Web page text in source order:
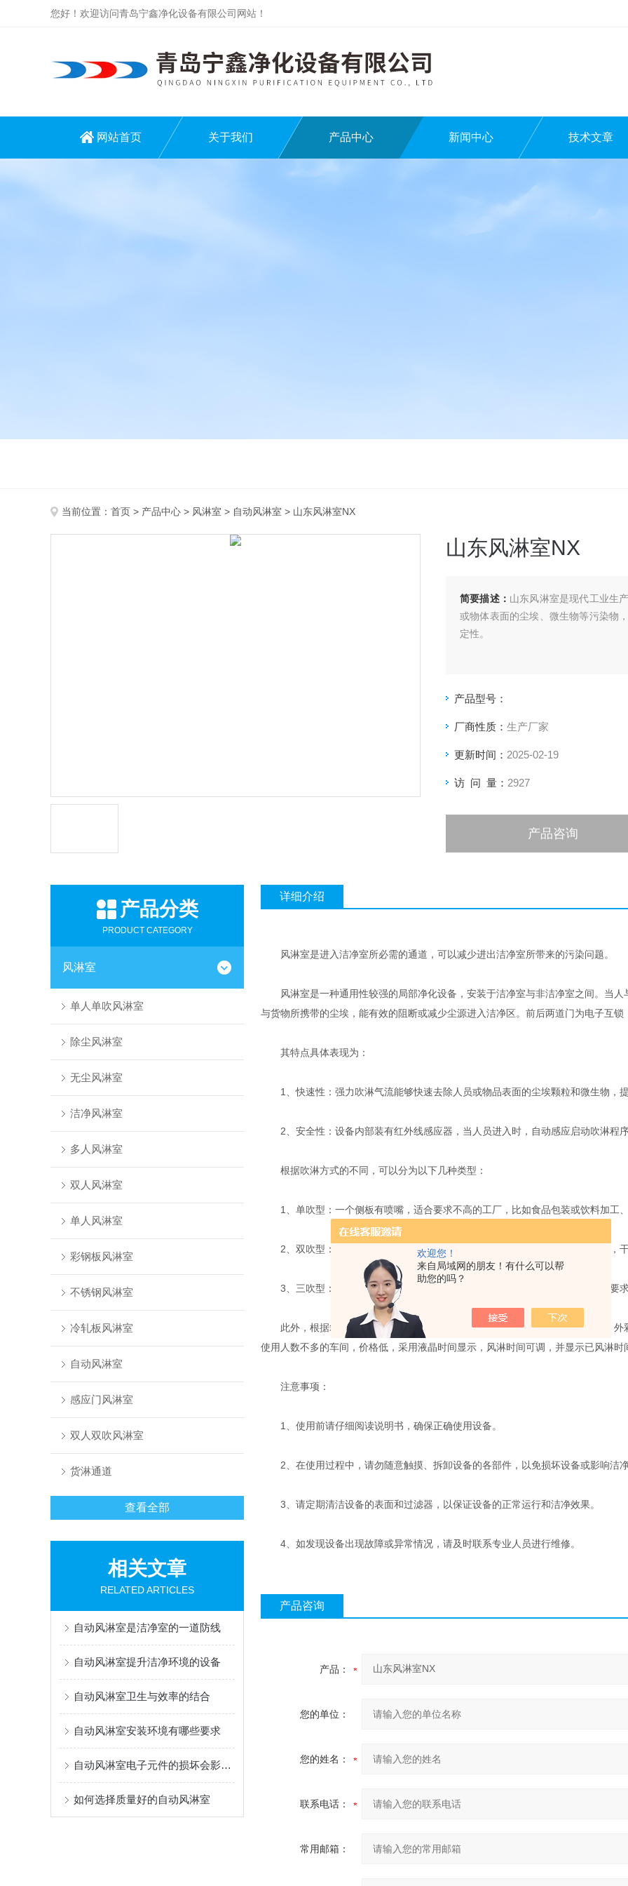
欢迎您！
来自局域网的朋友！有什么可以帮
助您的吗？
您好！欢迎访问青岛宁鑫净化设备有限公司网站！
网站首页 关于我们 产品中心 新闻中心 技术文章
当前位置： 首页 > 产品中心 > 风淋室 > 自动风淋室 > 山东风淋室NX
山东风淋室NX
简要描述： 山东风淋室是现代工业生
或物体表面的尘埃、微生物等污染物
定性。
产品型号：
厂商性质： 生产厂家
更新时间： 2025-02-19
访 问 量： 2927
产品咨询
产品分类
PRODUCT CATEGORY
风淋室
单人单吹风淋室
除尘风淋室
无尘风淋室
洁净风淋室
多人风淋室
双人风淋室
单人风淋室
彩钢板风淋室
不锈钢风淋室
冷轧板风淋室
自动风淋室
感应门风淋室
双人双吹风淋室
货淋通道
查看全部
相关文章
RELATED ARTICLES
自动风淋室是洁净室的一道防线
自动风淋室提升洁净环境的设备
自动风淋室卫生与效率的结合
自动风淋室安装环境有哪些要求
自动风淋室电子元件的损坏会影响正常的运行
如何选择质量好的自动风淋室
详细介绍
风淋室是进入洁净室所必需的通道，可以减少进出洁净室所带来的污染问题。
风淋室是一种通用性较强的局部净化设备，安装于洁净室与非洁净室之间。当人
与货物所携带的尘埃，能有效的阻断或减少尘源进入洁净区。前后两道门为电子互
其特点具体表现为：
1、快速性：强力吹淋气流能够快速去除人员或物品表面的尘埃颗粒和微生物，
2、安全性：设备内部装有红外线感应器，当人员进入时，自动感应启动吹淋程
根据吹淋方式的不同，可以分为以下几种类型：
1、单吹型：一个侧板有喷嘴，适合要求不高的工厂，比如食品包装或饮料加工
2、双吹型：一个侧板跟顶板有喷嘴，适合国内食品加工企业，比如糕点制作，
3、三吹型：二个侧板和顶部都有喷嘴，适合出口加工企业，或高精密仪器等要
此外，根据箱体材质不同可分为：不锈钢、钢板、外钢板内不锈钢、彩钢板、外
使用人数不多的车间，价格低，采用液晶时间显示，风淋时间可调，并显示已风淋时
注意事项：
1、使用前请仔细阅读说明书，确保正确使用设备。
2、在使用过程中，请勿随意触摸、拆卸设备的各部件，以免损坏设备或影响洁
3、请定期清洁设备的表面和过滤器，以保证设备的正常运行和洁净效果。
4、如发现设备出现故障或异常情况，请及时联系专业人员进行维修。
产品咨询
产品：
您的单位：
您的姓名：
联系电话：
常用邮箱：